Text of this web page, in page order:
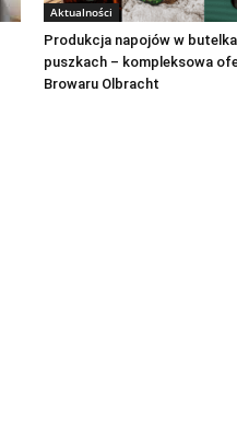
Aktualności
Produkcja napojów w
puszkach – kompleksowa
Browaru Olbracht